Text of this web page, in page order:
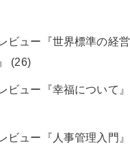
ビュー『世界標準の経営
(26)
ビュー『幸福について』
ビュー『人事管理入門』